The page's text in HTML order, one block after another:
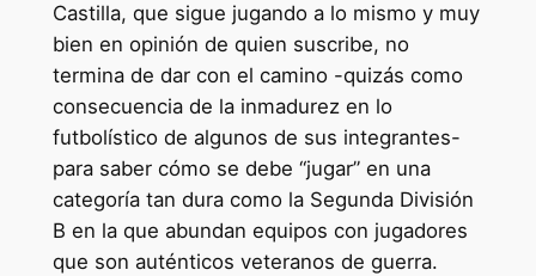
Castilla, que sigue jugando a lo mismo y muy
bien en opinión de quien suscribe, no
termina de dar con el camino -quizás como
consecuencia de la inmadurez en lo
futbolístico de algunos de sus integrantes-
para saber cómo se debe “jugar” en una
categoría tan dura como la Segunda División
B en la que abundan equipos con jugadores
que son auténticos veteranos de guerra.